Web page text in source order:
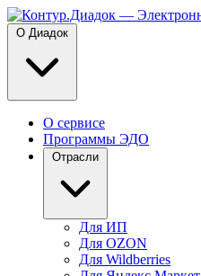
О Диадок
О сервисе
Программы ЭДО
Отрасли
Для ИП
Для OZON
Для Wildberries